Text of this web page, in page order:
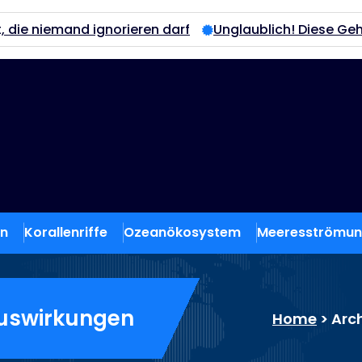
ignorieren darf Unglaublich! Diese Geheimnisse
Korallenriffe Ozeanökosystem
Home >